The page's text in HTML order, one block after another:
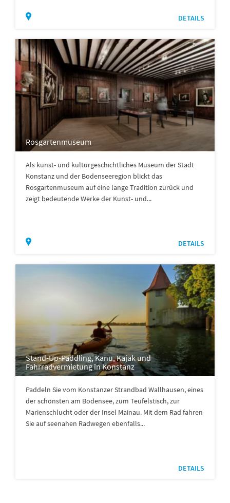
DETAILS
Rosgartenmuseum
Als kunst- und kulturgeschichtliches Museum der Stadt
Konstanz und der Bodenseeregion blickt das
Rosgartenmuseum auf eine lange Tradition zurück und
zeigt bedeutende Werke der Kunst- und...
DETAILS
Stand-Up-Paddling, Kanu, Kajak und
Fahrradvermietung in Konstanz
Paddeln Sie vom Konstanzer Strandbad Wallhausen, eines
der schönsten am Bodensee, zum Teufelstisch, zur
Marienschlucht oder der Insel Mainau. Mit dem Rad fahren
Sie auf seenahen Radwegen ebenfalls...
DETAILS